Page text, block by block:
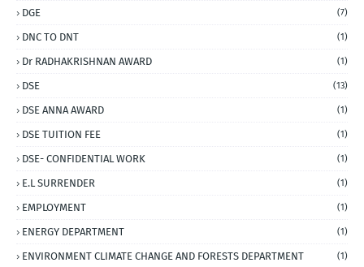
DGE (7)
DNC TO DNT (1)
Dr RADHAKRISHNAN AWARD (1)
DSE (13)
DSE ANNA AWARD (1)
DSE TUITION FEE (1)
DSE- CONFIDENTIAL WORK (1)
E.L SURRENDER (1)
EMPLOYMENT (1)
ENERGY DEPARTMENT (1)
ENVIRONMENT CLIMATE CHANGE AND FORESTS DEPARTMENT (1)